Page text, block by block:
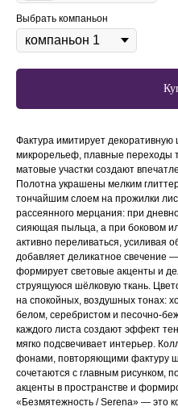
Выбрать компаньон
Фактура имитирует декоративную
микрорельеф, плавные переходы
матовые участки создают
Полотна украшены мелким
тончайшим слоем на прожилки
рассеянного мерцания: при
сияющая пыльца, а при боковом
активно переливаться, усиливая
добавляет деликатное свечение
формирует световые акценты и
струящуюся шёлковую ткань.
на спокойных, воздушных тонах:
белом, серебристом и песочно-
каждого листа создают эффект
мягко подсвечивает интерьер.
фонами, повторяющими фактуру
сочетаются с главным рисунком,
акценты в пространстве и
«Безмятежность / Serena» — это